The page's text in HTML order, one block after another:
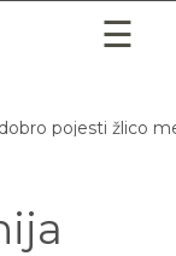
pojesti žlico